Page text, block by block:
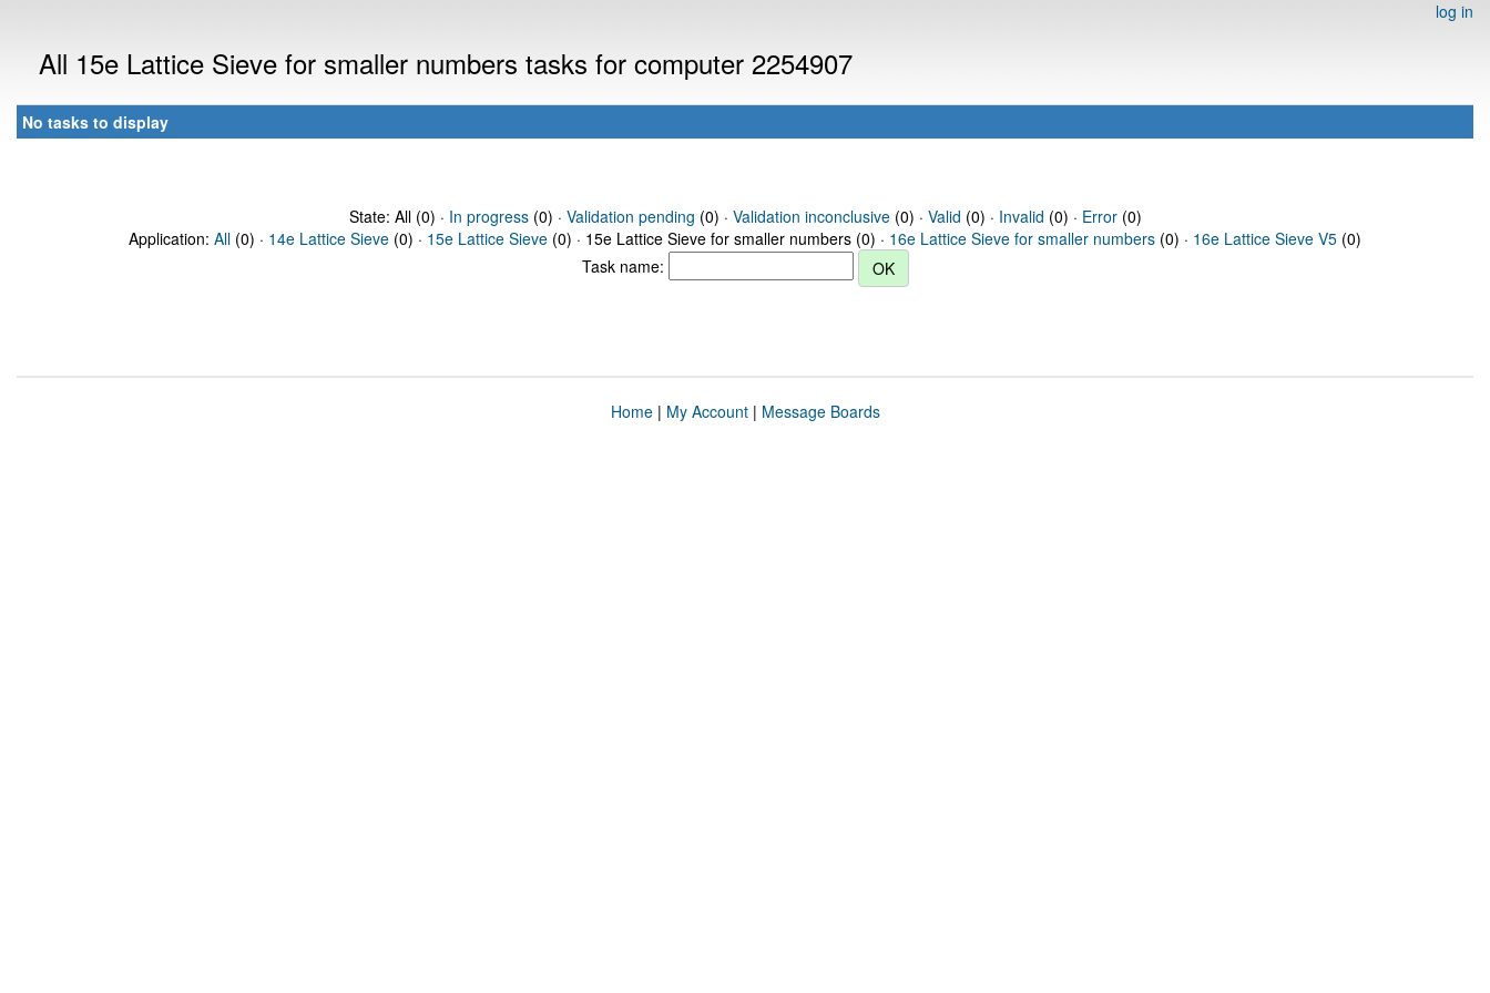
log in
All 15e Lattice Sieve for smaller numbers tasks for computer 2254907
No tasks to display
State: All (0) · In progress(0) · Validation pending (0) · Validation inconclusive(0) · Valid (0) · Invalid (0) · Error(0)
Application: All (0) · 14e Lattice Sieve (0) · 15e Lattice Sieve (0) · 15e Lattice Sieve for smaller numbers (0) · 16e Lattice Sieve for smaller numbers (0) · 16e Lattice Sieve V5 (0)
Task name:
Home| My Account| Message Boards